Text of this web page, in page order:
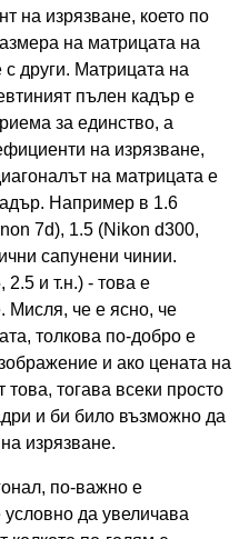
на изрязване, което по
на матрицата на
други. Матрицата на
пълен кадър е
за единство, а
на изрязване,
на матрицата е
Например в 1.6
7d), 1.5 (Nikon d300,
сапунени чинии.
и т.н.) - това е
Мисля, че е ясно, че
толкова по-добро е
и ако цената на
това, тогава всеки просто
и би било възможно да
изрязване.
по-важно е
да увеличава